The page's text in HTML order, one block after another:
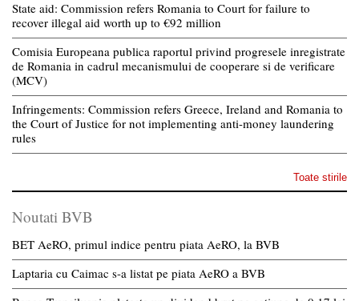
State aid: Commission refers Romania to Court for failure to
recover illegal aid worth up to €92 million
Comisia Europeana publica raportul privind progresele inregistrate
de Romania in cadrul mecanismului de cooperare si de verificare
(MCV)
Infringements: Commission refers Greece, Ireland and Romania to
the Court of Justice for not implementing anti-money laundering
rules
Toate stirile
Noutati BVB
BET AeRO, primul indice pentru piata AeRO, la BVB
Laptaria cu Caimac s-a listat pe piata AeRO a BVB